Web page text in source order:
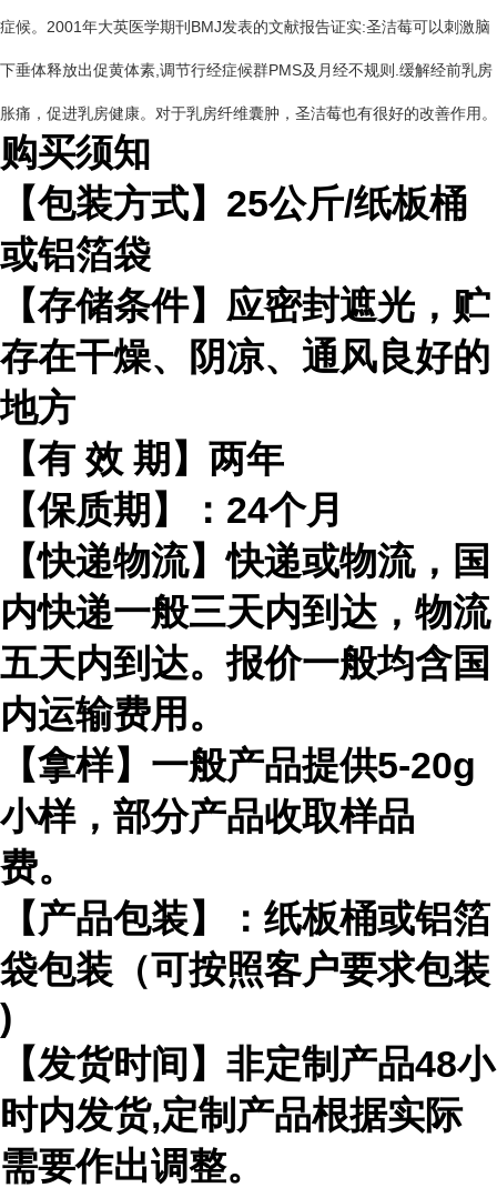
症候。2001年大英医学期刊BMJ发表的文献报告证实:圣洁莓可以刺激脑
下垂体释放出促黄体素,调节行经症候群PMS及月经不规则.缓解经前乳房
胀痛，促进乳房健康。对于乳房纤维囊肿，圣洁莓也有很好的改善作用。
购买须知
【包装方式】 25公斤/纸板桶
或铝箔袋
【存储条件】应密封遮光，贮
存在干燥、阴凉、通风良好的
地方
【有 效 期】两年
【保质期】： 24个月
【快递物流】快递或物流，国
内快递一般三天内到达，物流
五天内到达。报价一般均含国
内运输费用。
【拿样】一般产品提供5-20g
小样，部分产品收取样品
费。
【产品包装】：纸板桶或铝箔
袋包装（可按照客户要求包装
)
【发货时间】非定制产品48小
时内发货,定制产品根据实际
需要作出调整。